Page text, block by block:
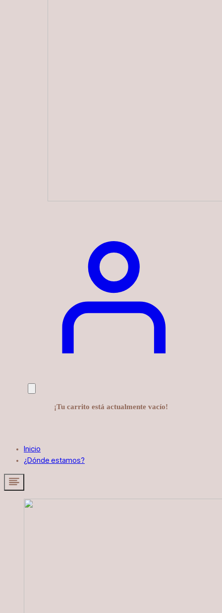
¡Tu carrito está actualmente vacío!
Inicio
¿Dónde estamos?